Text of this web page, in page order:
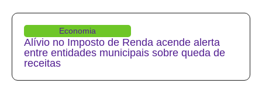
Economia
Alívio no Imposto de Renda acende alerta
entre entidades municipais sobre queda de
receitas